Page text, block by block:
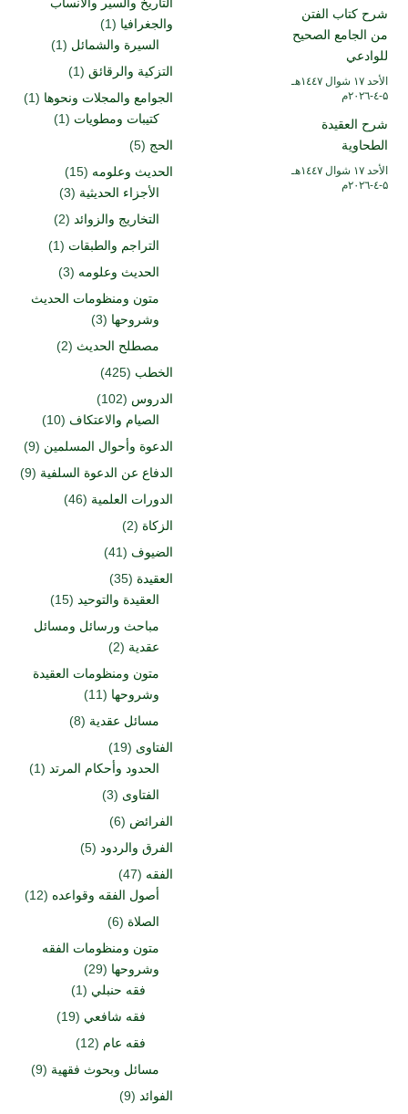
شرح كتاب الفتن
من الجامع الصحيح
للوادعي
الأحد ۱۷ شوال ۱٤٤۷هـ
۵-٤-۲۰۲٦م
شرح العقيدة
الطحاوية
الأحد ۱۷ شوال ۱٤٤۷هـ
۵-٤-۲۰۲٦م
والجغرافيا (1)
السيرة والشمائل (1)
التزكية والرقائق (1)
الجوامع والمجلات ونحوها (1)
كتيبات ومطويات (1)
الحج (5)
الحديث وعلومه (15)
الأجزاء الحديثية (3)
التخاريج والزوائد (2)
التراجم والطبقات (1)
الحديث وعلومه (3)
متون ومنظومات الحديث
وشروحها (3)
مصطلح الحديث (2)
الخطب (425)
الدروس (102)
الصيام والاعتكاف (10)
الدعوة وأحوال المسلمين (9)
الدفاع عن الدعوة السلفية (9)
الدورات العلمية (46)
الزكاة (2)
الضيوف (41)
العقيدة (35)
العقيدة والتوحيد (15)
مباحث ورسائل ومسائل
عقدية (2)
متون ومنظومات العقيدة
وشروحها (11)
مسائل عقدية (8)
الفتاوى (19)
الحدود وأحكام المرتد (1)
الفتاوى (3)
الفرائض (6)
الفرق والردود (5)
الفقه (47)
أصول الفقه وقواعده (12)
الصلاة (6)
متون ومنظومات الفقه
وشروحها (29)
فقه حنبلي (1)
فقه شافعي (19)
فقه عام (12)
مسائل وبحوث فقهية (9)
الفوائد (9)